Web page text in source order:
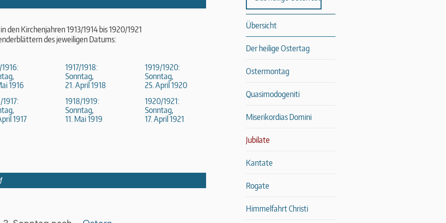
den Kirchenjahren 1913/1914 bis 1920/1921
des jeweiligen Datums:
1916:
1916
1917:
1917
1917/1918:
Sonntag,
21. April 1918
1918/1919:
Sonntag,
11. Mai 1919
1919/1920:
Sonntag,
25. April 1920
1920/1921:
Sonntag,
17. April 1921
Übersicht
Der heilige Ostertag
Ostermontag
Quasimodogeniti
Miserikordias Domini
Jubilate
Kantate
Rogate
Himmelfahrt Christi